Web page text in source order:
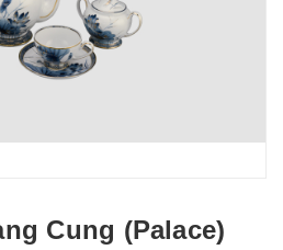
Cung (Palace)